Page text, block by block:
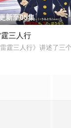
追查黑衣人犯罪团
新至05集
三人行
雷霆三人行》讲述了三